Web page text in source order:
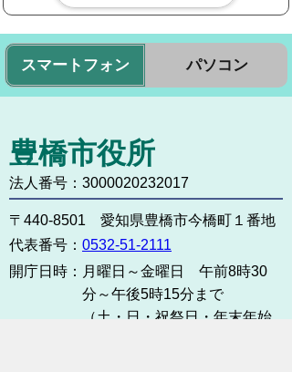
スマートフォン パソコン
豊橋市役所
法人番号：3000020232017
〒440-8501 愛知県豊橋市今橋町１番地
代表番号： 0532-51-2111
開庁日時： 月曜日～金曜日 午前8時30
分～午後5時15分まで
（土・日・祝祭日・年末年始